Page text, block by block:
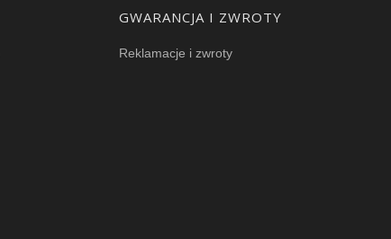
GWARANCJA I ZWROTY
Reklamacje i zwroty